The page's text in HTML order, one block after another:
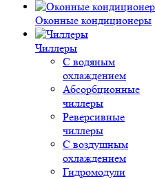
Оконные кондиционеры
Чиллеры
С водяным
охлаждением
Абсорбционные
чиллеры
Реверсивные
чиллеры
С воздушным
охлаждением
Гидромодули